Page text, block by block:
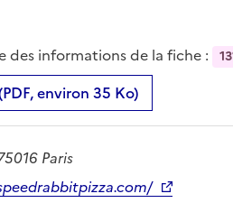
des informations de la fiche :
environ 35 Ko)
Paris